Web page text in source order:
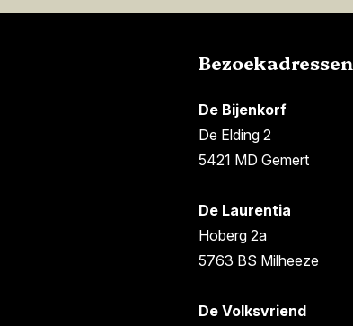
Bezoekadressen
De Bijenkorf
De Elding 2
5421 MD Gemert
De Laurentia
Hoberg 2a
5763 BS Milheeze
De Volksvriend